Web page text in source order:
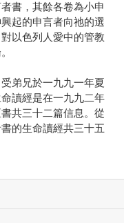
書，其餘各卷為小申
起的申言者向祂的選
以色列人愛中的管教
弟兄於一九九一年夏
讀經是在一九九二年
共三十二篇信息。從
的生命讀經共三十五